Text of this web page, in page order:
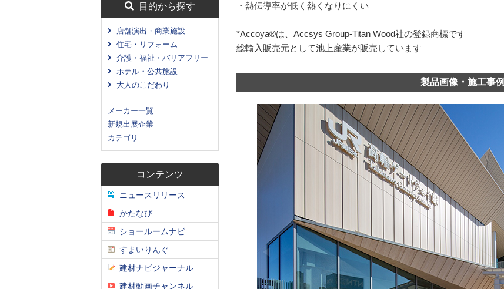
目的から探す
店舗演出・商業施設
住宅・リフォーム
介護・福祉・バリアフリー
ホテル・公共施設
大人のこだわり
メーカー一覧
新規出展企業
カテゴリ
コンテンツ
ニュースリリース
かたなび
ショールームナビ
すまいりんぐ
建材ナビジャーナル
建材動画チャンネル
・熱伝導率が低く熱くなりにくい
*Accoya®は、Accsys Group-Titan Wood社の登録商標です
総輸入販売元として池上産業が販売しています
製品画像・施工事例